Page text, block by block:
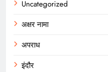
Uncategorized
अक्षर नामा
अपराध
इंदौर